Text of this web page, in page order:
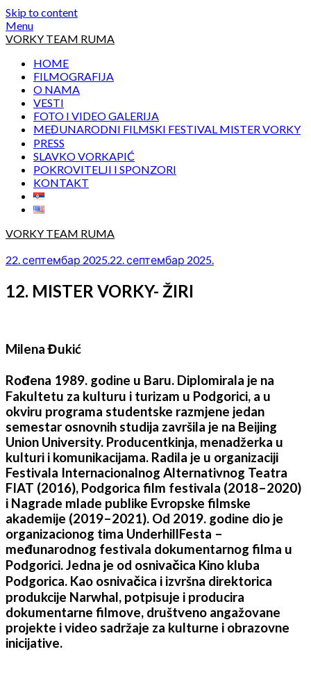
Skip to content
Menu
VORKY TEAM RUMA
HOME
FILMOGRAFIJA
O NAMA
VESTI
FOTO I VIDEO GALERIJA
MEĐUNARODNI FILMSKI FESTIVAL MISTER VORKY
PRESS
SLAVKO VORKAPIĆ
POKROVITELJI I SPONZORI
KONTAKT
VORKY TEAM RUMA
22. септембар 2025.22. септембар 2025.
12. MISTER VORKY- ŽIRI
Milena Đukić
Rođena 1989. godine u Baru. Diplomirala je na
Fakultetu za kulturu i turizam u Podgorici, a u
okviru programa studentske razmjene jedan
semestar osnovnih studija završila je na Beijing
Union University. Producentkinja, menadžerka u
kulturi i komunikacijama. Radila je u organizaciji
Festivala Internacionalnog Alternativnog Teatra
FIAT (2016), Podgorica film festivala (2018–2020)
i Nagrade mlade publike Evropske filmske
akademije (2019–2021). Od 2019. godine dio je
organizacionog tima UnderhillFesta –
međunarodnog festivala dokumentarnog filma u
Podgorici. Jedna je od osnivačica Kino kluba
Podgorica. Kao osnivačica i izvršna direktorica
produkcije Narwhal, potpisuje i producira
dokumentarne filmove, društveno angažovane
projekte i video sadržaje za kulturne i obrazovne
inicijative.